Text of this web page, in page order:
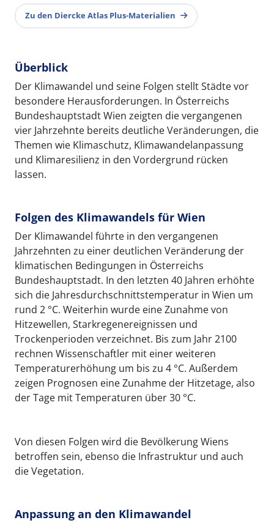
Zu den Diercke Atlas Plus-Materialien
Überblick
Der Klimawandel und seine Folgen stellt Städte vor
besondere Herausforderungen. In Österreichs
Bundeshauptstadt Wien zeigten die vergangenen
vier Jahrzehnte bereits deutliche Veränderungen, die
Themen wie Klimaschutz, Klimawandelanpassung
und Klimaresilienz in den Vordergrund rücken
lassen.
Folgen des Klimawandels für Wien
Der Klimawandel führte in den vergangenen
Jahrzehnten zu einer deutlichen Veränderung der
klimatischen Bedingungen in Österreichs
Bundeshauptstadt. In den letzten 40 Jahren erhöhte
sich die Jahresdurchschnittstemperatur in Wien um
rund 2 °C. Weiterhin wurde eine Zunahme von
Hitzewellen, Starkregenereignissen und
Trockenperioden verzeichnet. Bis zum Jahr 2100
rechnen Wissenschaftler mit einer weiteren
Temperaturerhöhung um bis zu 4 °C. Außerdem
zeigen Prognosen eine Zunahme der Hitzetage, also
der Tage mit Temperaturen über 30 °C.
Von diesen Folgen wird die Bevölkerung Wiens
betroffen sein, ebenso die Infrastruktur und auch
die Vegetation.
Anpassung an den Klimawandel